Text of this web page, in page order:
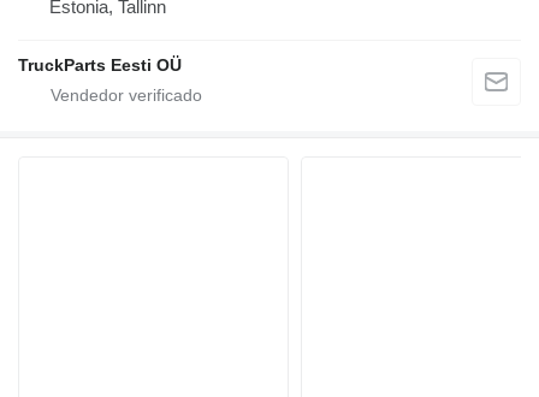
Estonia, Tallinn
TruckParts Eesti OÜ